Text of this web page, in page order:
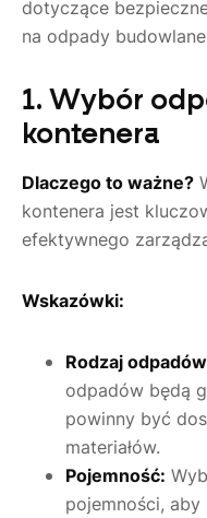
dotyczące
na odpady
1. Wybór
kontenera
Dlaczego to ważne?
kontenera jest
efektywnego
Wskazówki:
Rodzaj
odpadów będą
powinny być
materiałów.
Pojemność:
pojemności, aby